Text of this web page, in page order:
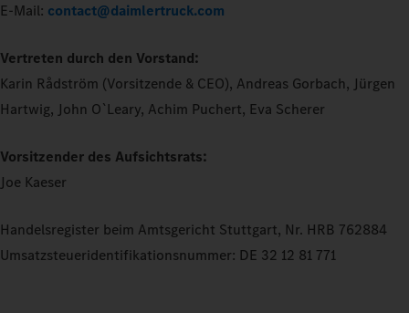
E-Mail: contact@daimlertruck.com
Vertreten durch den Vorstand:
Karin Rådström (Vorsitzende & CEO), Andreas Gorbach, Jürgen
Hartwig, John O`Leary, Achim Puchert, Eva Scherer
Vorsitzender des Aufsichtsrats:
Joe Kaeser
Handelsregister beim Amtsgericht Stuttgart, Nr. HRB 762884
Umsatzsteueridentifikationsnummer: DE 32 12 81 771